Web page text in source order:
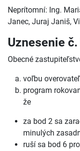
Neprítomní: Ing.
Janec, Juraj Janiš,
Uznesenie
Obecné
voľbu
program
že
za bod 2 sa
minulých
ruší sa bod 6